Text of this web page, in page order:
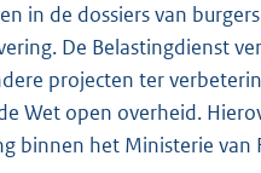
in de dossiers van
De Belastingdienst
projecten ter
Wet open overheid.
binnen het Ministerie van